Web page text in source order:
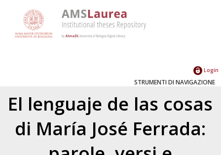
Login
STRUMENTI DI NAVIGAZIONE
El lenguaje de las cosas
di María José Ferrada: